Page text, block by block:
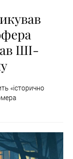
ШІ-
«історично